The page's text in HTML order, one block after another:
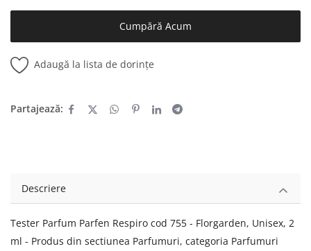
Cumpără Acum
Adaugă la lista de dorințe
Partajează:
Descriere
Tester Parfum Parfen Respiro cod 755 - Florgarden, Unisex, 2
ml - Produs din sectiunea Parfumuri, categoria Parfumuri